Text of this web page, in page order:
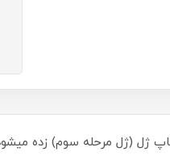
تاپ ژل (ژل مرحله سوم) زده